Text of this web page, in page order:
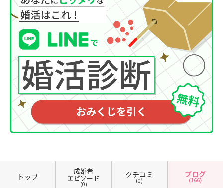
トップ
成婚者
エピソード
(0)
クチコミ
(0)
ブログ
(166)